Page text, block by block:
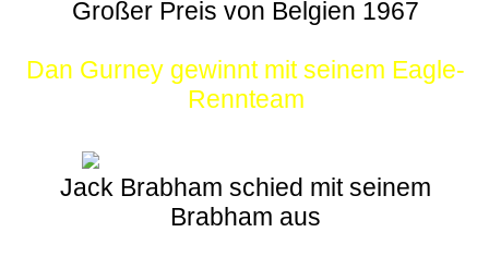
Großer Preis von Belgien 1967
Dan Gurney gewinnt mit seinem Eagle-
Rennteam
Jack Brabham schied mit seinem
Brabham aus